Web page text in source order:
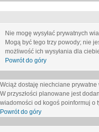
Nie mogę wysyłać prywatnych
Mogą być tego trzy powody; nie
możliwość ich wysyłania dla
Powrót do góry
Wciąż dostaję niechciane prywatne
W przyszłości planowane jest
wiadomości od kogoś poinformuj o
Powrót do góry